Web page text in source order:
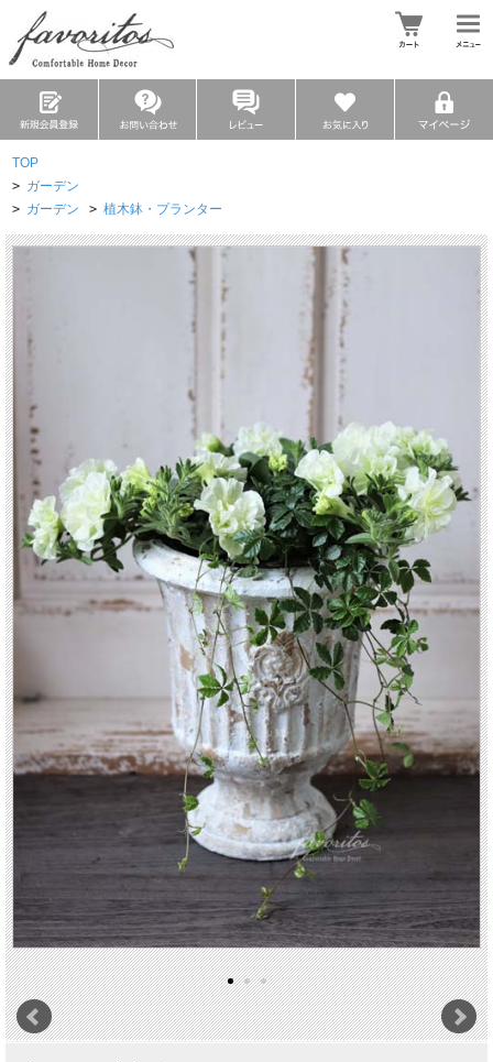
TOP
> ガーデン
> ガーデン > 植木鉢・プランター